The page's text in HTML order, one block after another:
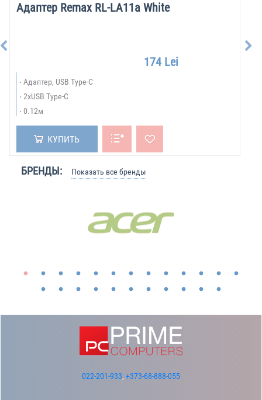
Адаптер Remax RL-LA11a White
174 Lei
Адаптер, USB Type-C
2xUSB Type-C
0.12м
КУПИТЬ
БРЕНДЫ: Показать все бренды
022-201-933, +373-68-888-055